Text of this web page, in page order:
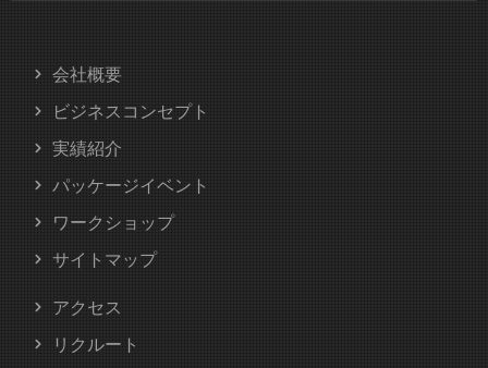
会社概要
ビジネスコンセプト
実績紹介
パッケージイベント
ワークショップ
サイトマップ
アクセス
リクルート